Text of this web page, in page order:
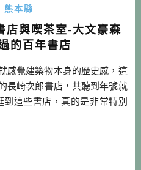
熊本縣
店與喫茶室-大文豪森
的百年書店
覺建築物本身的歷史感，這
長崎次郎書店，共聽到年號就
這些書店，真的是非常特別
其活躍年代時，可是文人們